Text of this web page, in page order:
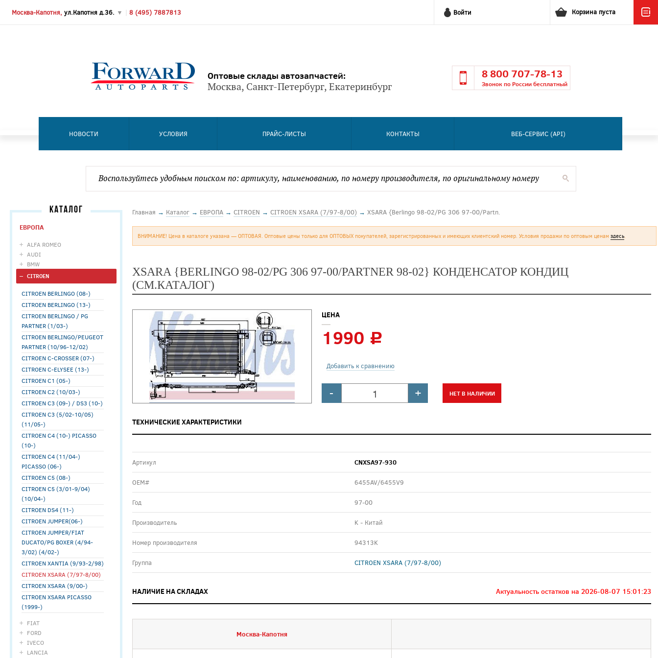
Москва-Капотня, ул.Капотня д.36. ▼ 8 (495) 7887813 Войти Корзина пуста
Оптовые склады автозапчастей:
Москва, Санкт-Петербург, Екатеринбург
8 800 707-78-13
Звонок по России бесплатный
НОВОСТИ УСЛОВИЯ ПРАЙС-ЛИСТЫ КОНТАКТЫ ВЕБ-СЕРВИС (API)
КАТАЛОГ
ЕВРОПА
ALFA ROMEO
AUDI
BMW
CITROEN
CITROEN BERLINGO (08-)
CITROEN BERLINGO (13-)
CITROEN BERLINGO / PG
PARTNER (1/03-)
CITROEN BERLINGO/PEUGEOT
PARTNER (10/96-12/02)
CITROEN C-CROSSER (07-)
CITROEN C-ELYSEE (13-)
CITROEN C1 (05-)
CITROEN C2 (10/03-)
CITROEN C3 (09-) / DS3 (10-)
CITROEN C3 (5/02-10/05)
(11/05-)
CITROEN C4 (10-) PICASSO
(10-)
CITROEN C4 (11/04-)
PICASSO (06-)
CITROEN C5 (08-)
CITROEN C5 (3/01-9/04)
(10/04-)
CITROEN DS4 (11-)
CITROEN JUMPER(06-)
CITROEN JUMPER/FIAT
DUCATO/PG BOXER (4/94-
3/02) (4/02-)
CITROEN XANTIA (9/93-2/98)
CITROEN XSARA (7/97-8/00)
CITROEN XSARA (9/00-)
CITROEN XSARA PICASSO
(1999-)
FIAT
FORD
IVECO
LANCIA
Главная → Каталог → ЕВРОПА → CITROEN → CITROEN XSARA (7/97-8/00) → XSARA {Berlingo 98-02/PG 306 97-00/Partn.
ВНИМАНИЕ! Цена в каталоге указана — ОПТОВАЯ. Оптовые цены только для ОПТОВЫХ покупателей, зарегистрированных и имеющих клиентский номер. Условия продажи по оптовым ценам здесь.
XSARA {BERLINGO 98-02/PG 306 97-00/PARTNER 98-02} КОНДЕНСАТОР КОНДИЦ
(СМ.КАТАЛОГ)
ЦЕНА
1990 c
Добавить к сравнению
- + НЕТ В НАЛИЧИИ
ТЕХНИЧЕСКИЕ ХАРАКТЕРИСТИКИ
Артикул CNXSA97-930
ОЕМ# 6455AV/6455V9
Год 97-00
Производитель K - Китай
Номер производителя 94313K
Группа CITROEN XSARA (7/97-8/00)
НАЛИЧИЕ НА СКЛАДАХ Актуальность остатков на 2026-08-07 15:01:23
Москва-Капотня